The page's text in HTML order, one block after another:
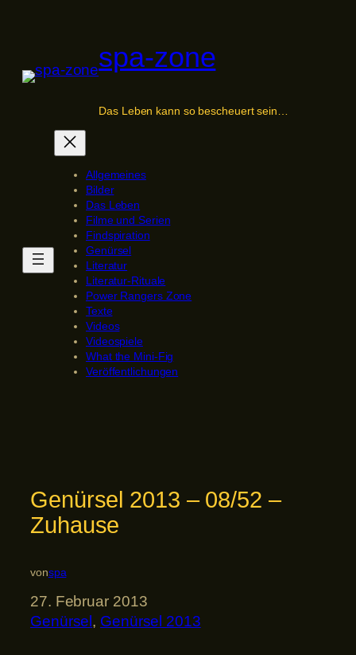
spa-zone
Das Leben kann so bescheuert sein…
Allgemeines
Bilder
Das Leben
Filme und Serien
Findspiration
Genürsel
Literatur
Literatur-Rituale
Power Rangers Zone
Texte
Videos
Videospiele
What the Mini-Fig
Veröffentlichungen
Genürsel 2013 – 08/52 –
Zuhause
vonspa
27. Februar 2013
Genürsel, Genürsel 2013